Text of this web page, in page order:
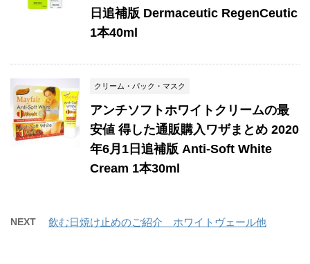
日追補版 Dermaceutic RegenCeutic
1本40ml
クリーム・パック・マスク
アンチソフトホワイトクリームの最
安値 得した通販購入ワザまとめ 2020
年6月1日追補版 Anti-Soft White
Cream 1本30ml
NEXT 飲む日焼け止めのご紹介 ホワイトヴェール他